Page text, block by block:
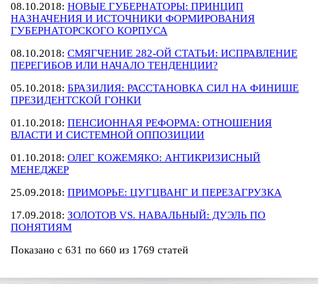
08.10.2018: НОВЫЕ ГУБЕРНАТОРЫ: ПРИНЦИП
НАЗНАЧЕНИЯ И ИСТОЧНИКИ ФОРМИРОВАНИЯ
ГУБЕРНАТОРСКОГО КОРПУСА
08.10.2018: СМЯГЧЕНИЕ 282-ОЙ СТАТЬИ: ИСПРАВЛЕНИЕ
ПЕРЕГИБОВ ИЛИ НАЧАЛО ТЕНДЕНЦИИ?
05.10.2018: БРАЗИЛИЯ: РАССТАНОВКА СИЛ НА ФИНИШЕ
ПРЕЗИДЕНТСКОЙ ГОНКИ
01.10.2018: ПЕНСИОННАЯ РЕФОРМА: ОТНОШЕНИЯ
ВЛАСТИ И СИСТЕМНОЙ ОППОЗИЦИИ
01.10.2018: ОЛЕГ КОЖЕМЯКО: АНТИКРИЗИСНЫЙ
МЕНЕДЖЕР
25.09.2018: ПРИМОРЬЕ: ЦУГЦВАНГ И ПЕРЕЗАГРУЗКА
17.09.2018: ЗОЛОТОВ VS. НАВАЛЬНЫЙ: ДУЭЛЬ ПО
ПОНЯТИЯМ
Показано с 631 по 660 из 1769 статей